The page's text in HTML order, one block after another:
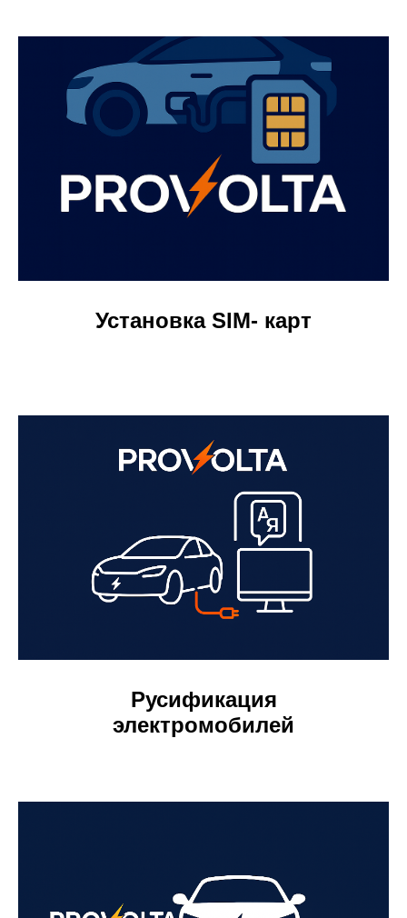
Установка SIM- карт
Русификация
электромобилей